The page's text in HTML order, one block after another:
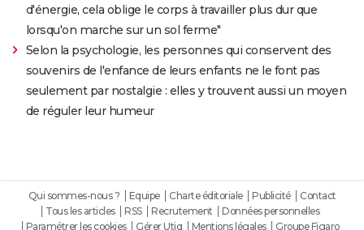
d'énergie, cela oblige le corps à travailler plus dur que
lorsqu'on marche sur un sol ferme"
Selon la psychologie, les personnes qui conservent des
souvenirs de l'enfance de leurs enfants ne le font pas
seulement par nostalgie : elles y trouvent aussi un moyen
de réguler leur humeur
Qui sommes-nous ? Equipe Charte éditoriale Publicité
Contact
Tous les articles
RSS Recrutement
Données personnelles
Paramétrer les cookies
Gérer Utiq Mentions légales Groupe Figaro